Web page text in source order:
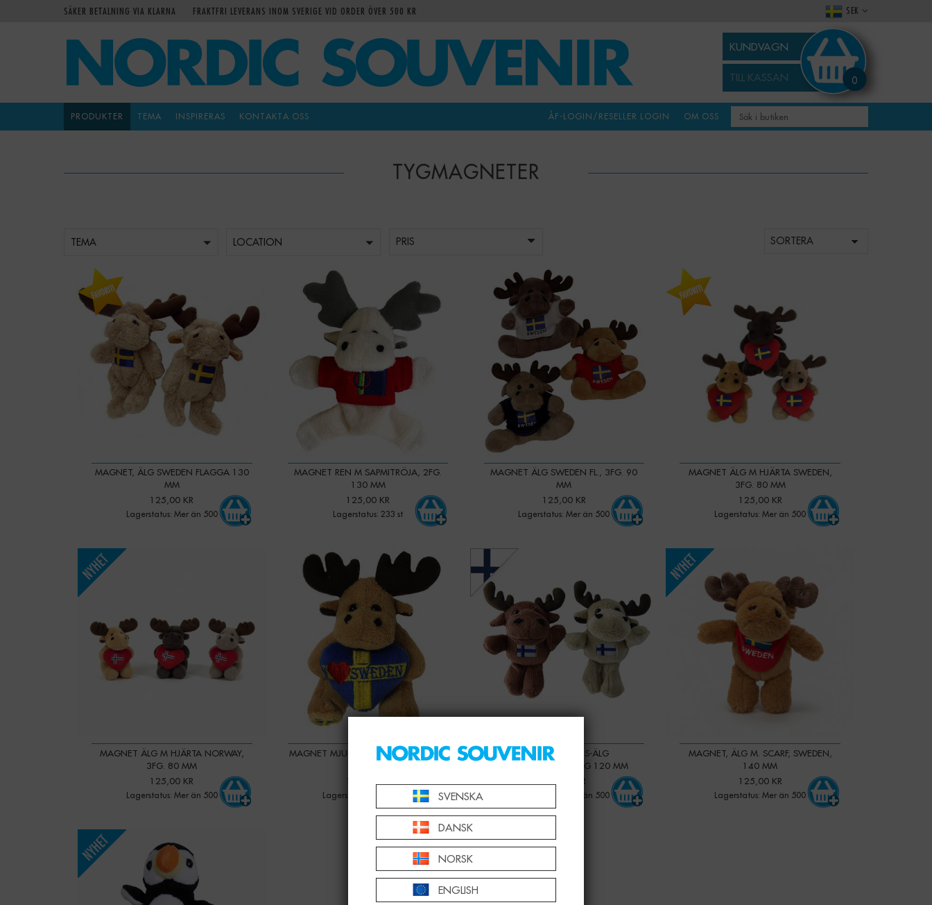
SÄKER BETALNING VIA KLARNA FRAKTFRI LEVERANS INOM SVERIGE VID ORDER ÖVER 500 KR
KUNDVAGN
0
TILL KASSAN
PRODUKTER TEMA INSPIRERAS OM OSS
ÅF-LOGIN/RESELLER LOGIN
KONTAKTA OSS
SEK
TYGMAGNETER
TEMA LOCATION PRIS
MAGNET, ÄLG SWEDEN FLAGGA 130
MM
125,00 KR
Lagerstatus: Mer än 500
Qty: -
MAGNET REN M SAPMITRÖJA, 2FG.
130 MM
125,00 KR
Lagerstatus: 233 st
-
MAGNET ÄLG SWEDEN FL., 3FG. 90
MM
125,00 KR
Lagerstatus: Mer än 500
+
-
MAGNET ÄLG M HJÄRTA SWEDEN,
3FG. 80 MM
125,00 KR
Lagerstatus: Mer än 500
Qty: -
MAGNET ÄLG M HJÄRTA NORWAY,
3FG. 80 MM
125,00 KR
Lagerstatus: Mer än 500
Qty: -
MAGNET MJUKISÄLG SWEDENHJÄRTA
125,00 KR
Lagerstatus: Mer än 500
+
MAGNET MJUKIS-ÄLG
FINLANDFLAGGA, 2FG 120 MM
125,00 KR
Lagerstatus: Mer än 500
MAGNET, ÄLG M. SCARF, SWEDEN,
140 MM
125,00 KR
Lagerstatus: Mer än 500
Qty: -
Qty: +
-
SVENSKA
DANSK
NORSK
ENGLISH